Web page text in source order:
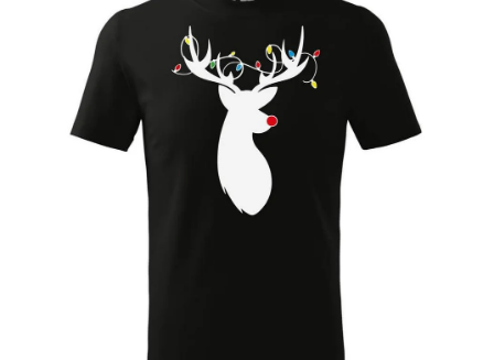
OKAMŽITĚ K ODBĚRU
MÁM SRDCE POMÁHÁM